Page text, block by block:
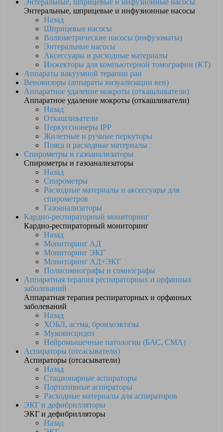
Энтеральные, шприцевые и инфузионные насосы
Энтеральные, шприцевые и инфузионные насосы
Назад
Шприцевые насосы
Волюметрические насосы (инфузоматы)
Энтеральные насосы
Аксессуары и расходные материалы
Инжекторы для компьютерной томографии (КТ)
Аппараты вакуумной терапии ран
Веновизоры (аппараты визуализации вен)
Аппаратное удаление мокроты (откашливатели)
Аппаратное удаление мокроты (откашливатели)
Назад
Откашливатели
Перкуссионеры IPP
Жилетные и ручные перкуторы
Пояса и расходные материалы
Спирометры и газоанализаторы
Спирометры и газоанализаторы
Назад
Спирометры
Расходные материалы и аксессуары для
спирометров
Газоанализаторы
Кардио-респираторный мониторинг
Кардио-респираторный мониторинг
Назад
Мониторинг АД
Мониторинг ЭКГ
Мониторинг АД+ЭКГ
Полисомнографы и сомнографы
Аппаратная терапия респираторных и орфанных
заболеваний
Аппаратная терапия респираторных и орфанных
заболеваний
Назад
ХОБЛ, астма, бронхоэктазы
Муковисцидоз
Нейромышечные патологии (БАС, СМА)
Аспираторы (отсасыватели)
Аспираторы (отсасыватели)
Назад
Стационарные аспираторы
Портативные аспираторы
Расходные материалы для аспираторов
ЭКГ и дефибрилляторы
ЭКГ и дефибрилляторы
Назад